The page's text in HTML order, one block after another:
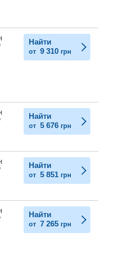
Найти
от 9 310 грн
Найти
от 5 676 грн
Найти
от 5 851 грн
Найти
от 7 265 грн